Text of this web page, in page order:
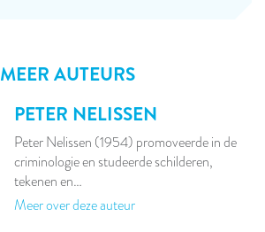
MEER AUTEURS
PETER NELISSEN
Peter Nelissen (1954) promoveerde in de
criminologie en studeerde schilderen,
tekenen en…
Meer over deze auteur